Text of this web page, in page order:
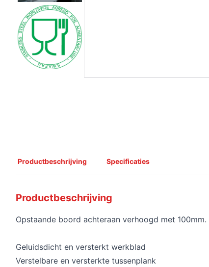
Productbeschrijving Specificaties
Productbeschrijving
Opstaande boord achteraan verhoogd met 100mm.
Geluidsdicht en versterkt werkblad
Verstelbare en versterkte tussenplank